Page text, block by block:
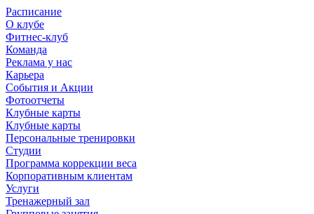
Расписание
О клубе
Фитнес-клуб
Команда
Реклама у нас
Карьера
События и Акции
Фотоотчеты
Клубные карты
Клубные карты
Персональные тренировки
Студии
Программа коррекции веса
Корпоративным клиентам
Услуги
Тренажерный зал